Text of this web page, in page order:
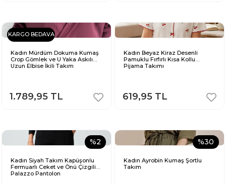
KARGO BEDAVA
Kadın Mürdüm Dokuma Kumaş
Crop Gömlek ve U Yaka Askılı
Uzun Elbise İkili Takım
1.789,95 TL
Kadın Beyaz Kiraz Desenli
Pamuklu Fırfırlı Kısa Kollu
Pijama Takımı
619,95 TL
%2
Kadın Siyah Takım Kapüşonlu
Fermuarlı Ceket ve Önü Çizgili
Palazzo Pantolon
%30
Kadın Ayrobin Kumaş Şortlu
Takım